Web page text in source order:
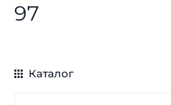
97
Каталог